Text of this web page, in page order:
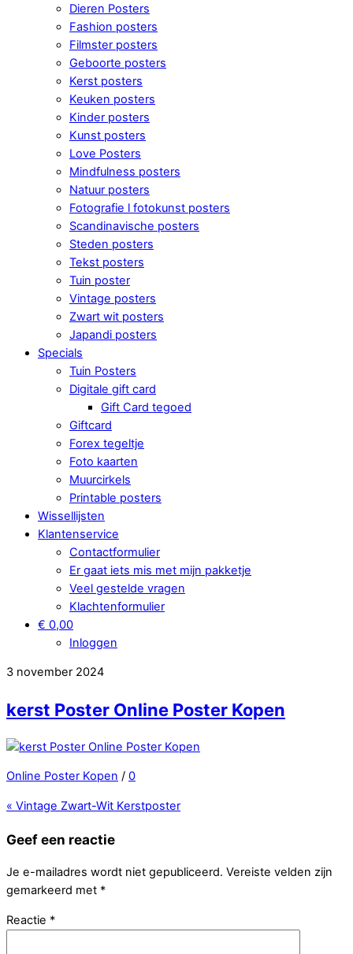
Dieren Posters
Fashion posters
Filmster posters
Geboorte posters
Kerst posters
Keuken posters
Kinder posters
Kunst posters
Love Posters
Mindfulness posters
Natuur posters
Fotografie l fotokunst posters
Scandinavische posters
Steden posters
Tekst posters
Tuin poster
Vintage posters
Zwart wit posters
Japandi posters
Specials
Tuin Posters
Digitale gift card
Gift Card tegoed
Giftcard
Forex tegeltje
Foto kaarten
Muurcirkels
Printable posters
Wissellijsten
Klantenservice
Contactformulier
Er gaat iets mis met mijn pakketje
Veel gestelde vragen
Klachtenformulier
€ 0,00
Inloggen
3 november 2024
kerst Poster Online Poster Kopen
Online Poster Kopen / 0
« Vintage Zwart-Wit Kerstposter
Geef een reactie
Je e-mailadres wordt niet gepubliceerd. Vereiste velden zijn
gemarkeerd met *
Reactie *